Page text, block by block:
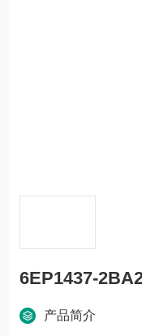
6EP1437-
产品简介